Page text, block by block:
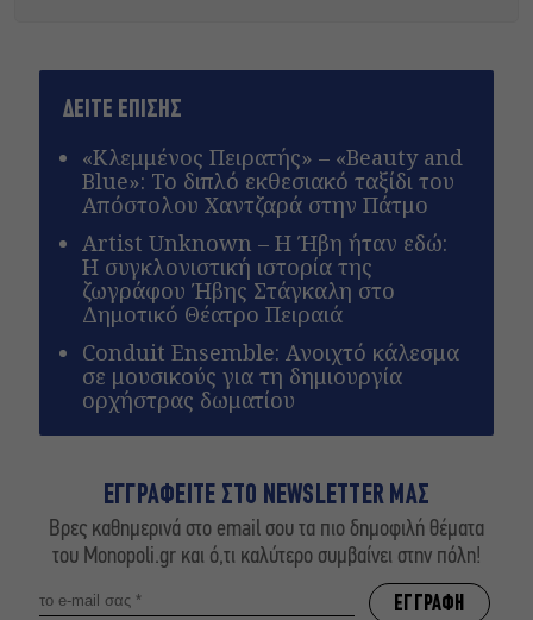
ΔΕΙΤΕ ΕΠΙΣΗΣ
«Κλεμμένος Πειρατής» – «Beauty and
Blue»: Το διπλό εκθεσιακό ταξίδι του
Απόστολου Χαντζαρά στην Πάτμο
Artist Unknown – Η Ήβη ήταν εδώ:
Η συγκλονιστική ιστορία της
ζωγράφου Ήβης Στάγκαλη στο
Δημοτικό Θέατρο Πειραιά
Conduit Ensemble: Ανοιχτό κάλεσμα
σε μουσικούς για τη δημιουργία
ορχήστρας δωματίου
ΕΓΓΡΑΦΕΙΤΕ ΣΤΟ NEWSLETTER ΜΑΣ
Βρες καθημερινά στο email σου τα πιο δημοφιλή θέματα
του Monopoli.gr και ό,τι καλύτερο συμβαίνει στην πόλη!